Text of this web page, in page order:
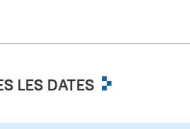
LES DATES